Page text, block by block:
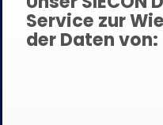
Service zur
der Daten von: